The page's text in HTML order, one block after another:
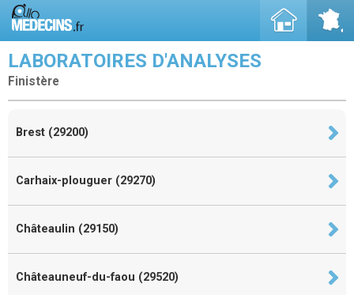
LABORATOIRES D'ANALYSES
Finistère
Brest (29200)
Carhaix-plouguer (29270)
Châteaulin (29150)
Châteauneuf-du-faou (29520)